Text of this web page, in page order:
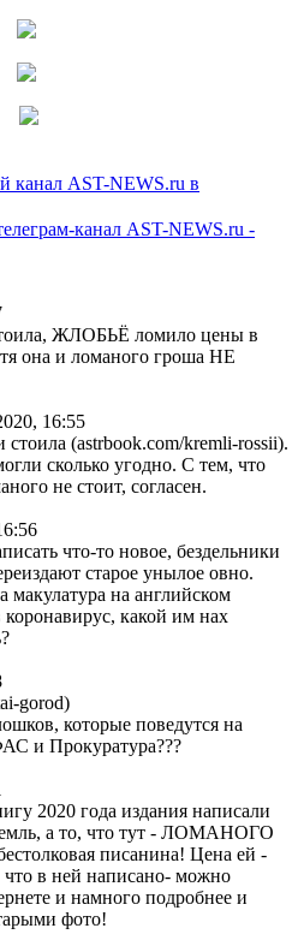
канал AST-NEWS.ru в
канал AST-NEWS.ru -
ЖЛОБЬЁ ломило цены в
она и ломаного гроша НЕ
16:55
стоила (astrbook.com/kremli-rossii).
сколько угодно. С тем, что
не стоит, согласен.
что-то новое, бездельники
старое унылое овно.
макулатура на английском
какой им нах
gorod)
которые поведутся на
и Прокуратура???
2020 года издания написали
а то, что тут - ЛОМАНОГО
писанина! Цена ей -
в ней написано- можно
и намного подробнее и
фото!